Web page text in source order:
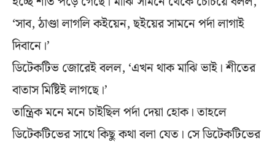
‘সাব, ঠাণ্ডা লাগলি কইয়েন, ছইয়ের সামনে পর্দা লাগাই
দিবানে।’
ডিটেকটিভ জোরেই বলল, ‘এখন থাক মাঝি ভাই। শীতের
বাতাস মিষ্টিই লাগছে।’
তান্ত্রিক মনে মনে চাইছিল পর্দা দেয়া হোক। তাহলে
ডিটেকটিভের সাথে কিছু কথা বলা যেত। সে ডিটেকটিভের